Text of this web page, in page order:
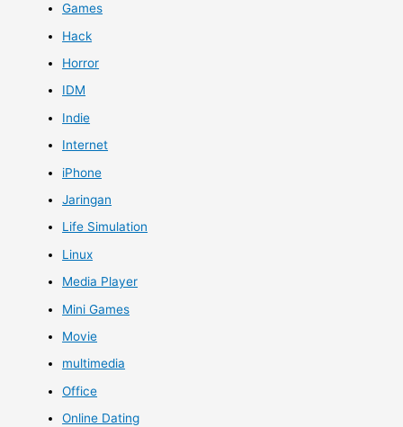
Games
Hack
Horror
IDM
Indie
Internet
iPhone
Jaringan
Life Simulation
Linux
Media Player
Mini Games
Movie
multimedia
Office
Online Dating